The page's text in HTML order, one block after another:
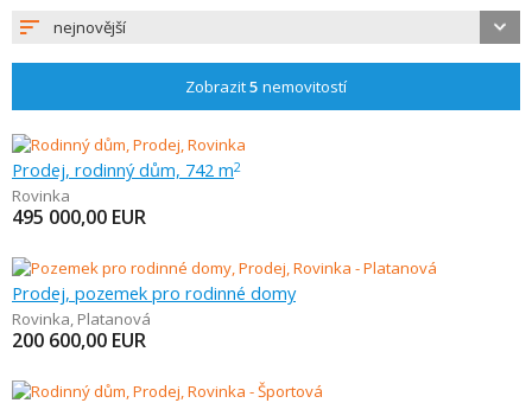
nejnovější
Zobrazit5 nemovitostí
Prodej, rodinný dům, 742 m2
Rovinka
495 000,00 EUR
Prodej, pozemek pro rodinné domy
Rovinka, Platanová
200 600,00 EUR